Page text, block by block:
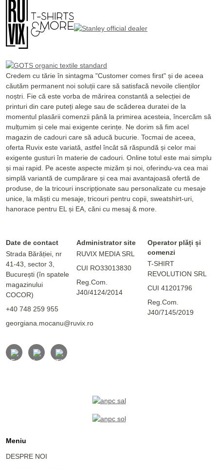
Credem cu tărie în sintagma "Customer comes first" și de aceea
căutăm permanent noi soluții care să satisfacă nevoile clienților
noștri. Fie că este vorba de mărirea constantă a selecției de
printuri din care puteți alege sau de scăderea duratei de la
momentul plasării comenzii până la primirea acesteia, încercăm să
mulțumim și cele mai exigente cerințe. Ne dorim să fim acel
magazin de cadouri care să aducă bucurie. Tocmai de aceea,
oferta Ruvix este variată, astfel încât să răspundă și celor mai
exigente gusturi în materie de cadouri. Online totul este mai simplu
și mai rapid. Pe aceste aspecte mizăm și noi, oferindu-va cea mai
simplă variantă de cumpărare și cea mai avantajoasă ofertă de
produse, de la tricouri inscripționate sau personalizate cu mesaje
unice, la măști cu mesaje, tricouri pentru copii, sweatshirt-uri,
hanorace pentru EL și EA, căni cu mesaj & more.
Date de contact
Strada Bărăției, nr
41-43, sector 3,
București (în spatele
magazinului
COCOR)
+40 748 259 955
georgiana.mocanu@ruvix.ro
Administrator site
RUVIX MEDIA SRL
CUI RO33013830
Reg.Com.
J40/4124/2014
Operator plăți și
comenzi
T-SHIRT
REVOLUTION SRL
CUI 41201796
Reg.Com.
J40/7145/2019
Meniu
DESPRE NOI